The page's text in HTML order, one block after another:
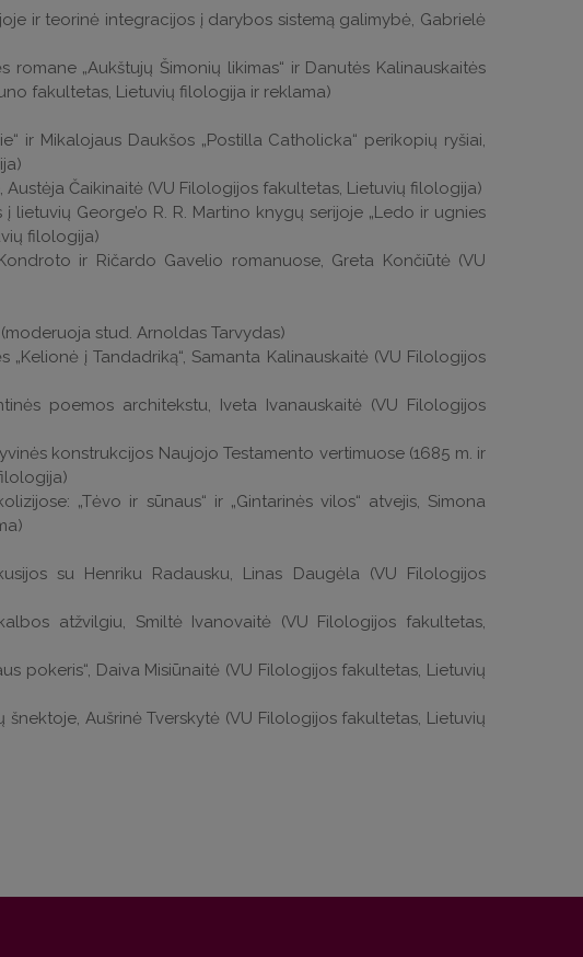
ir teorinė integracijos į darybos sistemą galimybė, Gabrielė
romane „Aukštujų Šimonių likimas“ ir Danutės Kalinauskaitės
fakultetas, Lietuvių filologija ir reklama)
ir Mikalojaus Daukšos „Postilla Catholicka“ perikopių ryšiai,
Austėja Čaikinaitė (VU Filologijos fakultetas, Lietuvių filologija)
lietuvių George’o R. R. Martino knygų serijoje „Ledo ir ugnies
filologija)
ir Ričardo Gavelio romanuose, Greta Končiūtė (VU
stud. Arnoldas Tarvydas)
į Tandadriką“, Samanta Kalinauskaitė (VU Filologijos
poemos architekstu, Iveta Ivanauskaitė (VU Filologijos
konstrukcijos Naujojo Testamento vertimuose (1685 m. ir
„Tėvo ir sūnaus“ ir „Gintarinės vilos“ atvejis, Simona
su Henriku Radausku, Linas Daugėla (VU Filologijos
atžvilgiu, Smiltė Ivanovaitė (VU Filologijos fakultetas,
pokeris“, Daiva Misiūnaitė (VU Filologijos fakultetas, Lietuvių
šnektoje, Aušrinė Tverskytė (VU Filologijos fakultetas, Lietuvių